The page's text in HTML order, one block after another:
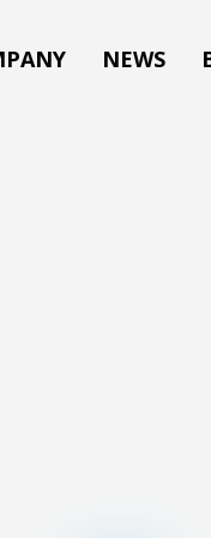
NEWS